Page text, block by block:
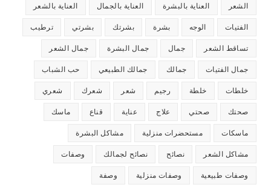
الشعر العناية بالبشرة العناية بالجمال العناية بالشعر
الفتيات الوجه بشرة بشرتك بشرتي ترطيب
تساقط الشعر جمال جمال البشرة جمال الشعر
جمال الفتيات جمالك جمالك الطبيعي حب الشباب
خلطات خلطة رجيم شعر شعرك شعري
صحتك صحتي علاج عناية قناع ماسك
ماسكات مستحضرات منزلية مشاكل البشرة
مشاكل الشعر نصائح نصائح لجمالك وصفات
وصفات طبيعية وصفات منزلية وصفة